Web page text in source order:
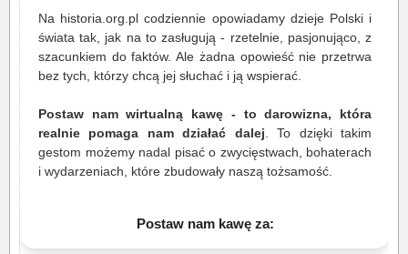
Na historia.org.pl codziennie opowiadamy dzieje Polski i
świata tak, jak na to zasługują - rzetelnie, pasjonująco, z
szacunkiem do faktów. Ale żadna opowieść nie przetrwa
bez tych, którzy chcą jej słuchać i ją wspierać.
Postaw nam wirtualną kawę - to darowizna, która
realnie pomaga nam działać dalej . To dzięki takim
gestom możemy nadal pisać o zwycięstwach, bohaterach
i wydarzeniach, które zbudowały naszą tożsamość.
Postaw nam kawę za: